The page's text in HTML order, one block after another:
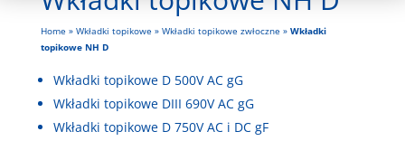
Home » Wkładki topikowe » Wkładki topikowe zwłoczne » Wkładki
topikowe NH D
Wkładki topikowe D 500V AC gG
Wkładki topikowe DIII 690V AC gG
Wkładki topikowe D 750V AC i DC gF